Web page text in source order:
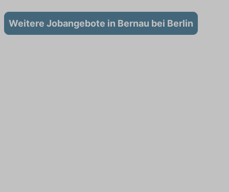
Weitere Jobangebote in Bernau bei Berlin